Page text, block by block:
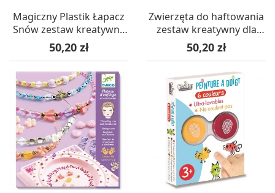
Magiczny Plastik Łapacz
Snów zestaw kreatywny
DIY +6, SentoSphere
Cena
50,20 zł
Zwierzęta do haftowania
zestaw kreatywny dla
dzieci +8, SentoSphere
Cena
50,20 zł